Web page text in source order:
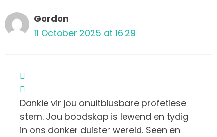
Gordon
11 October 2025 at 16:29
Dankie vir jou onuitblusbare profetiese
stem. Jou boodskap is lewend en tydig
in ons donker duister wereld. Seen en